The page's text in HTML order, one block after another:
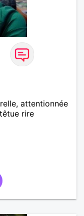
attentionnée
rire